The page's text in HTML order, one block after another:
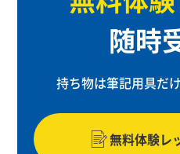
随時
持ち物は筆記用具だけ
無料体験レ